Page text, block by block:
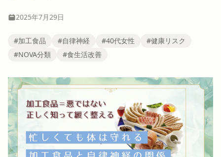
2025年7月29日
#加工食品 #自律神経 #40代女性
#健康リスク
#NOVA分類
#食生活改善